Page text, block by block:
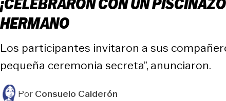
HERMANO
Los participantes invitaron a sus
pequeña ceremonia secreta”, anunciaron.
PorConsuelo Calderón